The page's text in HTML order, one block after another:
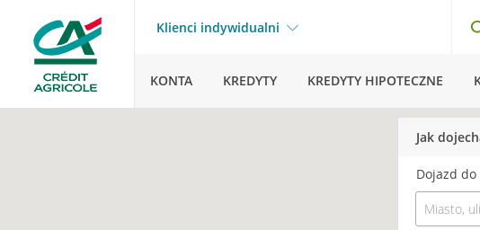
Klienci indywidualni
KONTA KREDYTY KREDYTY HIPOTECZNE
Jak
Dojazd